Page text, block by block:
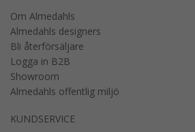
Om Almedahls
Almedahls designers
Bli återförsäljare
Logga in B2B
Showroom
Almedahls offentlig miljö
KUNDSERVICE